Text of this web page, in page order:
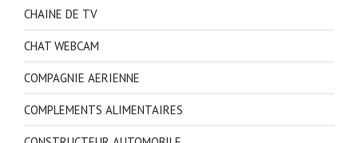
CHAINE DE TV
CHAT WEBCAM
COMPAGNIE AERIENNE
COMPLEMENTS ALIMENTAIRES